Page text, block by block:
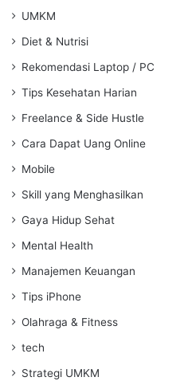
UMKM
Diet & Nutrisi
Rekomendasi Laptop / PC
Tips Kesehatan Harian
Freelance & Side Hustle
Cara Dapat Uang Online
Mobile
Skill yang Menghasilkan
Gaya Hidup Sehat
Mental Health
Manajemen Keuangan
Tips iPhone
Olahraga & Fitness
tech
Strategi UMKM